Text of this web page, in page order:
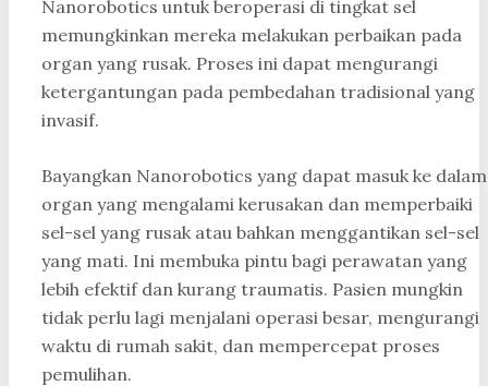
Nanorobotics untuk beroperasi di tingkat sel
memungkinkan mereka melakukan perbaikan pada
organ yang rusak. Proses ini dapat mengurangi
ketergantungan pada pembedahan tradisional yang
invasif.
Bayangkan Nanorobotics yang dapat masuk ke dalam
organ yang mengalami kerusakan dan memperbaiki
sel-sel yang rusak atau bahkan menggantikan sel-sel
yang mati. Ini membuka pintu bagi perawatan yang
lebih efektif dan kurang traumatis. Pasien mungkin
tidak perlu lagi menjalani operasi besar, mengurangi
waktu di rumah sakit, dan mempercepat proses
pemulihan.